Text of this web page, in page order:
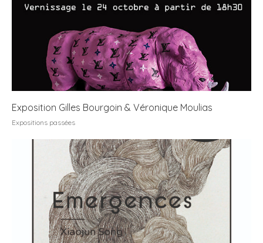
Exposition Gilles Bourgoin & Véronique Moulias
Expositions passées